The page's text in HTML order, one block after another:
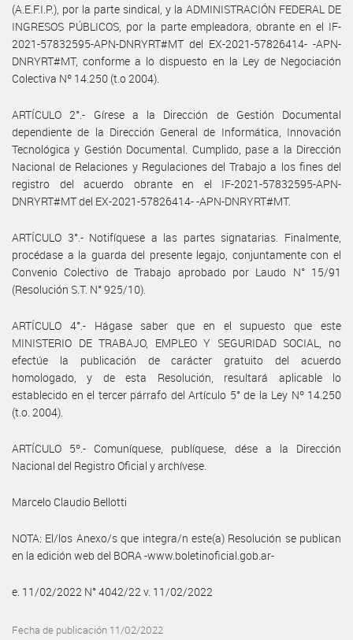
(A.E.F.I.P.), por la parte sindical, y la ADMINISTRACIÓN FEDERAL DE
INGRESOS PÚBLICOS, por la parte empleadora, obrante en el IF-
2021-57832595-APN-DNRYRT#MT del EX-2021-57826414- -APN-
DNRYRT#MT, conforme a lo dispuesto en la Ley de Negociación
Colectiva Nº 14.250 (t.o 2004).
ARTÍCULO 2°.- Gírese a la Dirección de Gestión Documental
dependiente de la Dirección General de Informática, Innovación
Tecnológica y Gestión Documental. Cumplido, pase a la Dirección
Nacional de Relaciones y Regulaciones del Trabajo a los fines del
registro del acuerdo obrante en el IF-2021-57832595-APN-
DNRYRT#MT del EX-2021-57826414- -APN-DNRYRT#MT.
ARTÍCULO 3°.- Notifíquese a las partes signatarias. Finalmente,
procédase a la guarda del presente legajo, conjuntamente con el
Convenio Colectivo de Trabajo aprobado por Laudo N° 15/91
(Resolución S.T. N° 925/10).
ARTÍCULO 4°.- Hágase saber que en el supuesto que este
MINISTERIO DE TRABAJO, EMPLEO Y SEGURIDAD SOCIAL, no
efectúe la publicación de carácter gratuito del acuerdo
homologado, y de esta Resolución, resultará aplicable lo
establecido en el tercer párrafo del Artículo 5° de la Ley Nº 14.250
(t.o. 2004).
ARTÍCULO 5º.- Comuníquese, publíquese, dése a la Dirección
Nacional del Registro Oficial y archívese.
Marcelo Claudio Bellotti
NOTA: El/los Anexo/s que integra/n este(a) Resolución se publican
en la edición web del BORA -www.boletinoficial.gob.ar-
e. 11/02/2022 N° 4042/22 v. 11/02/2022
Fecha de publicación 11/02/2022